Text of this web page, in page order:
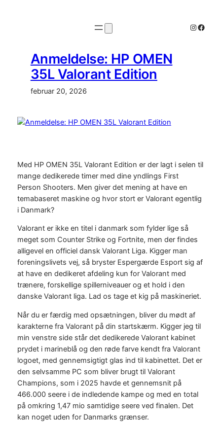
Anmeldelse: HP OMEN
35L Valorant Edition
februar 20, 2026
Med HP OMEN 35L Valorant Edition er der lagt i selen til
mange dedikerede timer med dine yndlings First
Person Shooters. Men giver det mening at have en
temabaseret maskine og hvor stort er Valorant egentlig
i Danmark?
Valorant er ikke en titel i danmark som fylder lige så
meget som Counter Strike og Fortnite, men der findes
alligevel en officiel dansk Valorant Liga. Kigger man
foreningslivets vej, så bryster Espergærde Esport sig af
at have en dedikeret afdeling kun for Valorant med
trænere, forskellige spillerniveauer og et hold i den
danske Valorant liga. Lad os tage et kig på maskineriet.
Når du er færdig med opsætningen, bliver du mødt af
karakterne fra Valorant på din startskærm. Kigger jeg til
min venstre side står det dedikerede Valorant kabinet
prydet i marineblå og den røde farve kendt fra Valorant
logoet, med gennemsigtigt glas ind til kabinettet. Det er
den selvsamme PC som bliver brugt til Valorant
Champions, som i 2025 havde et gennemsnit på
466.000 seere i de indledende kampe og med en total
på omkring 1,47 mio samtidige seere ved finalen. Det
kan noget uden for Danmarks grænser.